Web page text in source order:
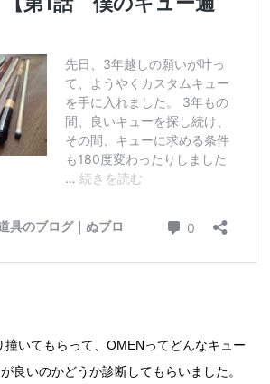
撞いてもらって、OMENってどんなキュー
良いのかどうか診断してもらいました。